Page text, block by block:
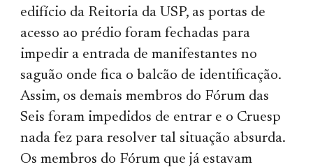
edifício da Reitoria da USP, as portas de
acesso ao prédio foram fechadas para
impedir a entrada de manifestantes no
saguão onde fica o balcão de identificação.
Assim, os demais membros do Fórum das
Seis foram impedidos de entrar e o Cruesp
nada fez para resolver tal situação absurda.
Os membros do Fórum que já estavam